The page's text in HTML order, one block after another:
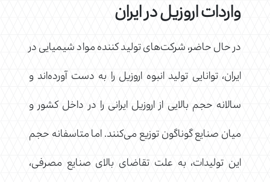
واردات اروزیل در ایران
در حال حاضر، شرکت‌های تولید کننده مواد شیمیایی در
ایران، توانایی تولید انبوه اروزیل را به دست آورده‌اند و
سالانه حجم بالایی از اروزیل ایرانی را در داخل کشور و
میان صنایع گوناگون توزیع می‌کنند. اما متاسفانه حجم
این تولیدات، به علت تقاضای بالای صنایع مصرفی،